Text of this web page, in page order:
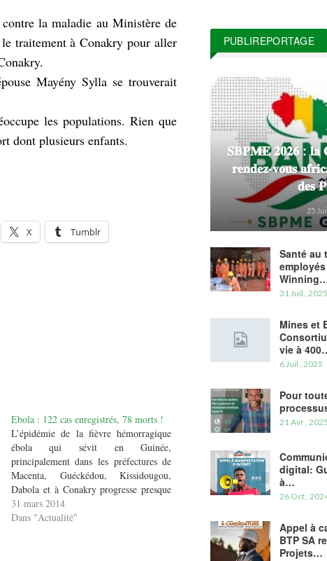
la maladie au Ministère de
traitement à Conakry pour aller
Mayény Sylla se trouverait
les populations. Rien que
dont plusieurs enfants.
X Tumblr
Ebola : 122 cas enregistrés, 78 morts !
L’épidémie de la fièvre hémorragique
ébola qui sévit en Guinée,
principalement dans les préfectures de
Macenta, Guéckédou, Kissidougou,
Dabola et à Conakry progresse presque
chaque jour. Selon la direction
prévention et lutte contre la maladie, 10
31 mars 2014
Dans "Actualité"
PUBLIREPORTAGE
𝐒𝐁𝐏𝐌𝐄 𝟐𝟎𝟐𝟔 : 𝐥𝐚
𝐫𝐞𝐧𝐝𝐞𝐳-𝐯𝐨𝐮𝐬
𝐝𝐞𝐬
25
Santé au
31 Juil , 2025
Mines et
vie à
6 Juil , 2025
Pour
21 Avr , 2025
digital:
à…
26 Oct ,
Appel à
BTP SA
Projets…